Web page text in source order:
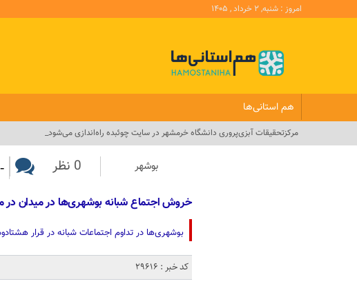
امروز : شنبه, ۲ خرداد , ۱۴۰۵
هم استانی‌ها
مرکزتحقیقات آبزی‌پروری دانشگاه خرمشهر در سایت چوئبده راه‌اندازی می‌شود_
بوشهر 0 نظر -
خروش اجتماع شبانه بوشهری‌ها در میدان در
بوشهری‌ها در تداوم اجتماعات شبانه در قرار
کد خبر : 29616